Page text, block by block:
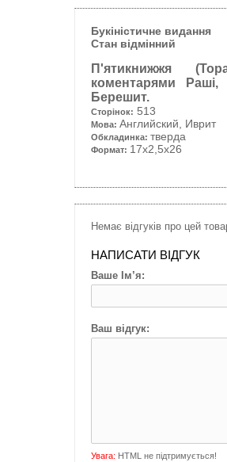
Букіністичне видання
Стан відмінний
П'ятикнижжя
коментарями Раші,
Берешит.
Сторінок: 513
Мова: Английский, Иврит
Обкладинка: тверда
Формат: 17x2,5x26
Немає відгуків про цей
НАПИСАТИ ВІДГУК
Ваше Ім’я:
Ваш відгук:
Увага: HTML не підтримується!